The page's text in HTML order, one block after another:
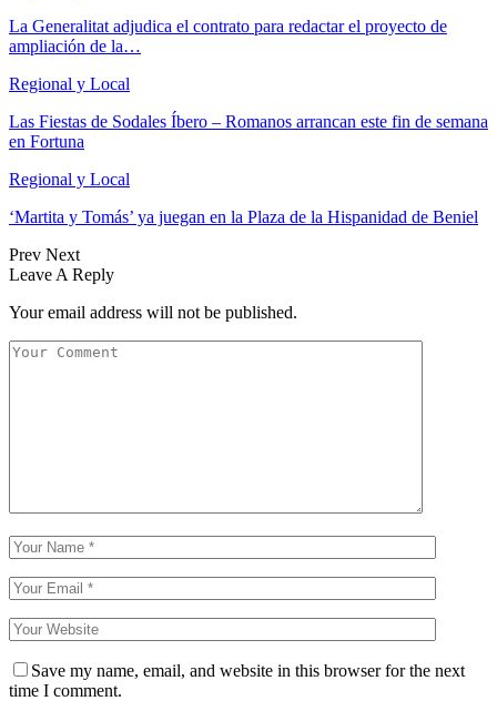
La Generalitat adjudica el contrato para redactar el proyecto de
ampliación de la…
Regional y Local
Las Fiestas de Sodales Íbero – Romanos arrancan este fin de semana
en Fortuna
Regional y Local
‘Martita y Tomás’ ya juegan en la Plaza de la Hispanidad de Beniel
Prev Next
Leave A Reply
Your email address will not be published.
Save my name, email, and website in this browser for the next
time I comment.